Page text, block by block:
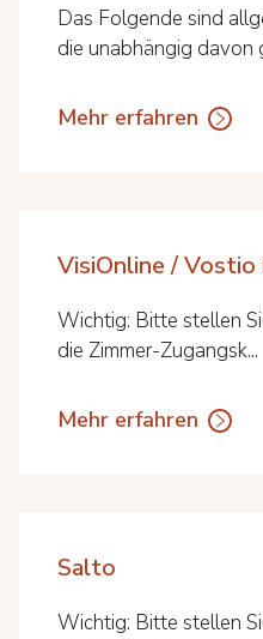
Das Folgende sind
die unabhängig davon
Mehr erfahren
VisiOnline /
Wichtig: Bitte stellen
die Zimmer-Zugangsk...
Mehr erfahren
Salto
Wichtig: Bitte stellen